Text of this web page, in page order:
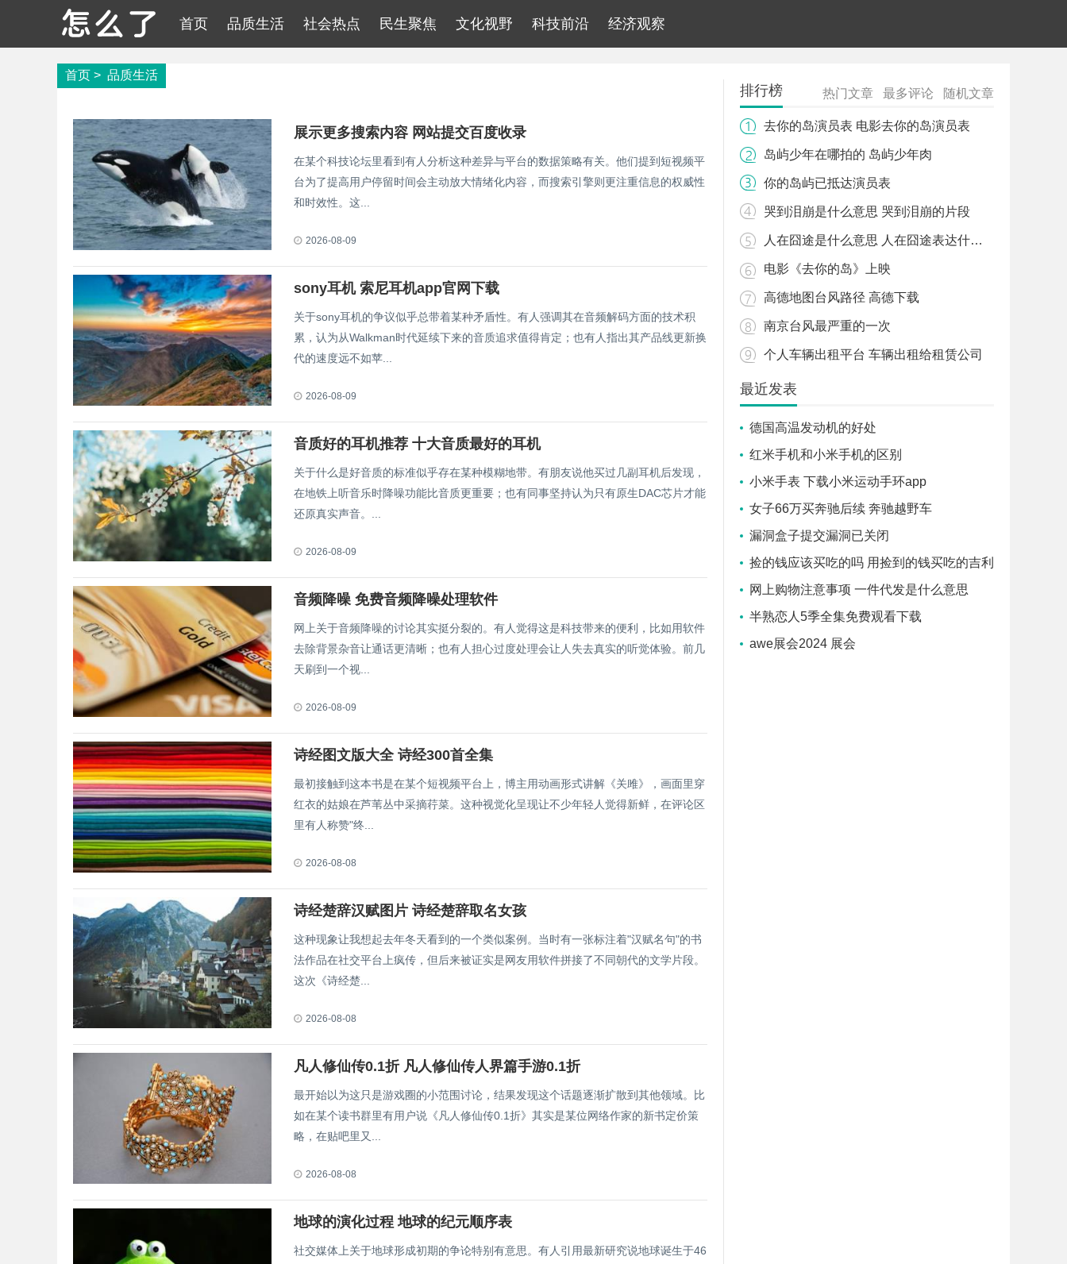
首页 品质生活 社会热点 民生聚焦 文化视野 科技前沿 经济观察
首页 > 品质生活
展示更多搜索内容 网站提交百度收录
在某个科技论坛里看到有人分析这种差异与平台的数据策略有关。他们提到短视频平
台为了提高用户停留时间会主动放大情绪化内容，而搜索引擎则更注重信息的权威性
和时效性。这...
2026-08-09
sony耳机 索尼耳机app官网下载
关于sony耳机的争议似乎总带着某种矛盾性。有人强调其在音频解码方面的技术积
累，认为从Walkman时代延续下来的音质追求值得肯定；也有人指出其产品线更新换
代的速度远不如苹...
2026-08-09
音质好的耳机推荐 十大音质最好的耳机
关于什么是好音质的标准似乎存在某种模糊地带。有朋友说他买过几副耳机后发现，
在地铁上听音乐时降噪功能比音质更重要；也有同事坚持认为只有原生DAC芯片才能
还原真实声音。...
2026-08-09
音频降噪 免费音频降噪处理软件
网上关于音频降噪的讨论其实挺分裂的。有人觉得这是科技带来的便利，比如用软件
去除背景杂音让通话更清晰；也有人担心过度处理会让人失去真实的听觉体验。前几
天刷到一个视...
2026-08-09
诗经图文版大全 诗经300首全集
最初接触到这本书是在某个短视频平台上，博主用动画形式讲解《关雎》，画面里穿
红衣的姑娘在芦苇丛中采摘荇菜。这种视觉化呈现让不少年轻人觉得新鲜，在评论区
里有人称赞"终...
2026-08-08
诗经楚辞汉赋图片 诗经楚辞取名女孩
这种现象让我想起去年冬天看到的一个类似案例。当时有一张标注着"汉赋名句"的书
法作品在社交平台上疯传，但后来被证实是网友用软件拼接了不同朝代的文学片段。
这次《诗经楚...
2026-08-08
凡人修仙传0.1折 凡人修仙传人界篇手游0.1折
最开始以为这只是游戏圈的小范围讨论，结果发现这个话题逐渐扩散到其他领域。比
如在某个读书群里有用户说《凡人修仙传0.1折》其实是某位网络作家的新书定价策
略，在贴吧里又...
2026-08-08
地球的演化过程 地球的纪元顺序表
社交媒体上关于地球形成初期的争论特别有意思。有人引用最新研究说地球诞生于46
排行榜 热门文章 最多评论 随机文章
去你的岛演员表 电影去你的岛演员表
岛屿少年在哪拍的 岛屿少年肉
你的岛屿已抵达演员表
哭到泪崩是什么意思 哭到泪崩的片段
人在囧途是什么意思 人在囧途表达什么心情
电影《去你的岛》上映
高德地图台风路径 高德下载
南京台风最严重的一次
个人车辆出租平台 车辆出租给租赁公司
最近发表
德国高温发动机的好处
红米手机和小米手机的区别
小米手表 下载小米运动手环app
女子66万买奔驰后续 奔驰越野车
漏洞盒子提交漏洞已关闭
捡的钱应该买吃的吗 用捡到的钱买吃的吉利
吗网上购物注意事项 一件代发是什么意思
半熟恋人5季全集免费观看下载
awe展会2024 展会